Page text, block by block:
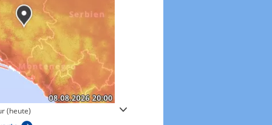
(heute) Windgeschwindigkeiten in 3h